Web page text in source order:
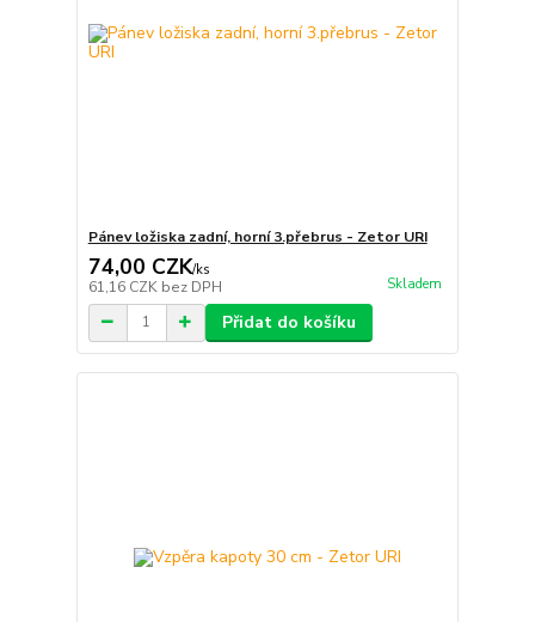
Pánev ložiska zadní, horní 3.přebrus - Zetor URI
74,00 CZK/ks
61,16 CZK bez DPH Skladem
Přidat do košíku